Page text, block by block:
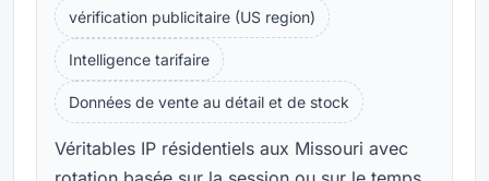
vérification publicitaire (US region)
Intelligence tarifaire
Données de vente au détail et de stock
Véritables IP résidentiels aux Missouri avec